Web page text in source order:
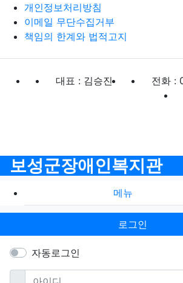
개인정보처리방침
이메일 무단수집거부
책임의 한계와 법적고지
대표 : 김승진 전화 :
보성군장애인복지관
메뉴
로그인
자동로그인
아이디필수